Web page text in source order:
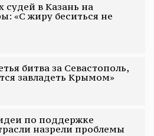
судей в Казань на
«С жиру беситься не
битва за Севастополь,
завладеть Крымом»
по поддержке
назрели проблемы